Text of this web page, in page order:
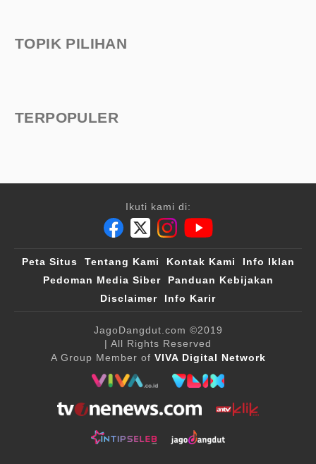
TOPIK PILIHAN
TERPOPULER
Ikuti kami di:
Peta Situs Tentang Kami Kontak Kami
Info Iklan
Pedoman Media Siber
Panduan Kebijakan
Disclaimer
Info Karir
JagoDangdut.com ©2019
| All Rights Reserved
A Group Member of VIVA Digital Network